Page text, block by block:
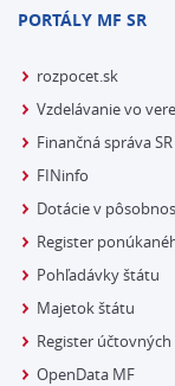
PORTÁLY MF SR
rozpocet.sk
Vzdelávanie vo
Finančná správa SR
FINinfo
Dotácie v
Register
Pohľadávky štátu
Majetok štátu
Register
OpenData MF